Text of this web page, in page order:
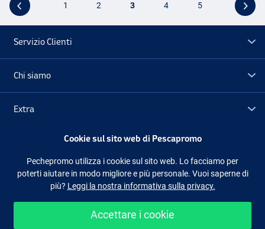
1 2 3 4 5
Servizio Clienti
Chi siamo
Extra
Seguici Facebook Instagram
Cookie sul sito web di Pescapromo
Pechepromo utilizza i cookie sul sito web. Lo facciamo per
poterti aiutare in modo migliore e più personale. Vuoi saperne di
più? Leggi la nostra informativa sulla privacy.
Accettare i cookie